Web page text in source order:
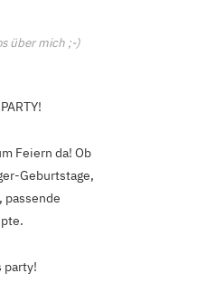
über mich ;-)
Feiern da! Ob
Geburtstage,
passende
party!